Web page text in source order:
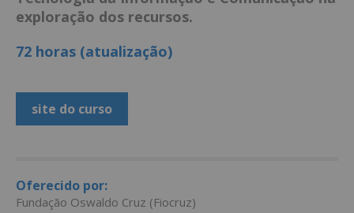
exploração dos recursos.
72 horas (atualização)
site do curso
Oferecido por:
Fundação Oswaldo Cruz (Fiocruz)